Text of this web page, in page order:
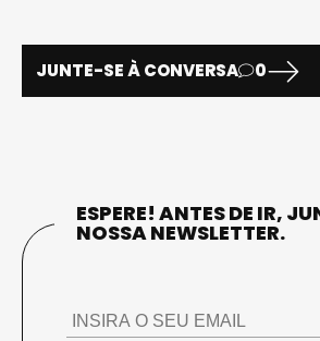
JUNTE-SE À CONVERSA 0
ESPERE! ANTES DE IR,
NOSSA NEWSLETTER.